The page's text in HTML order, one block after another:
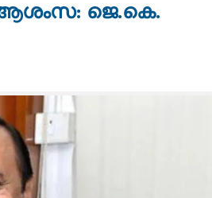
ആശംസ: ജെ.കെ.